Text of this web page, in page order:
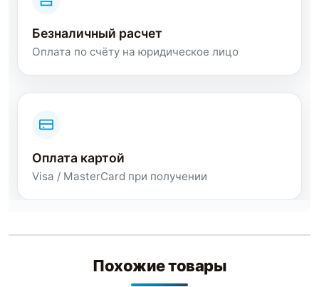
Безналичный расчет
Оплата по счёту на юридическое лицо
Оплата картой
Visa / MasterCard при получении
Похожие товары